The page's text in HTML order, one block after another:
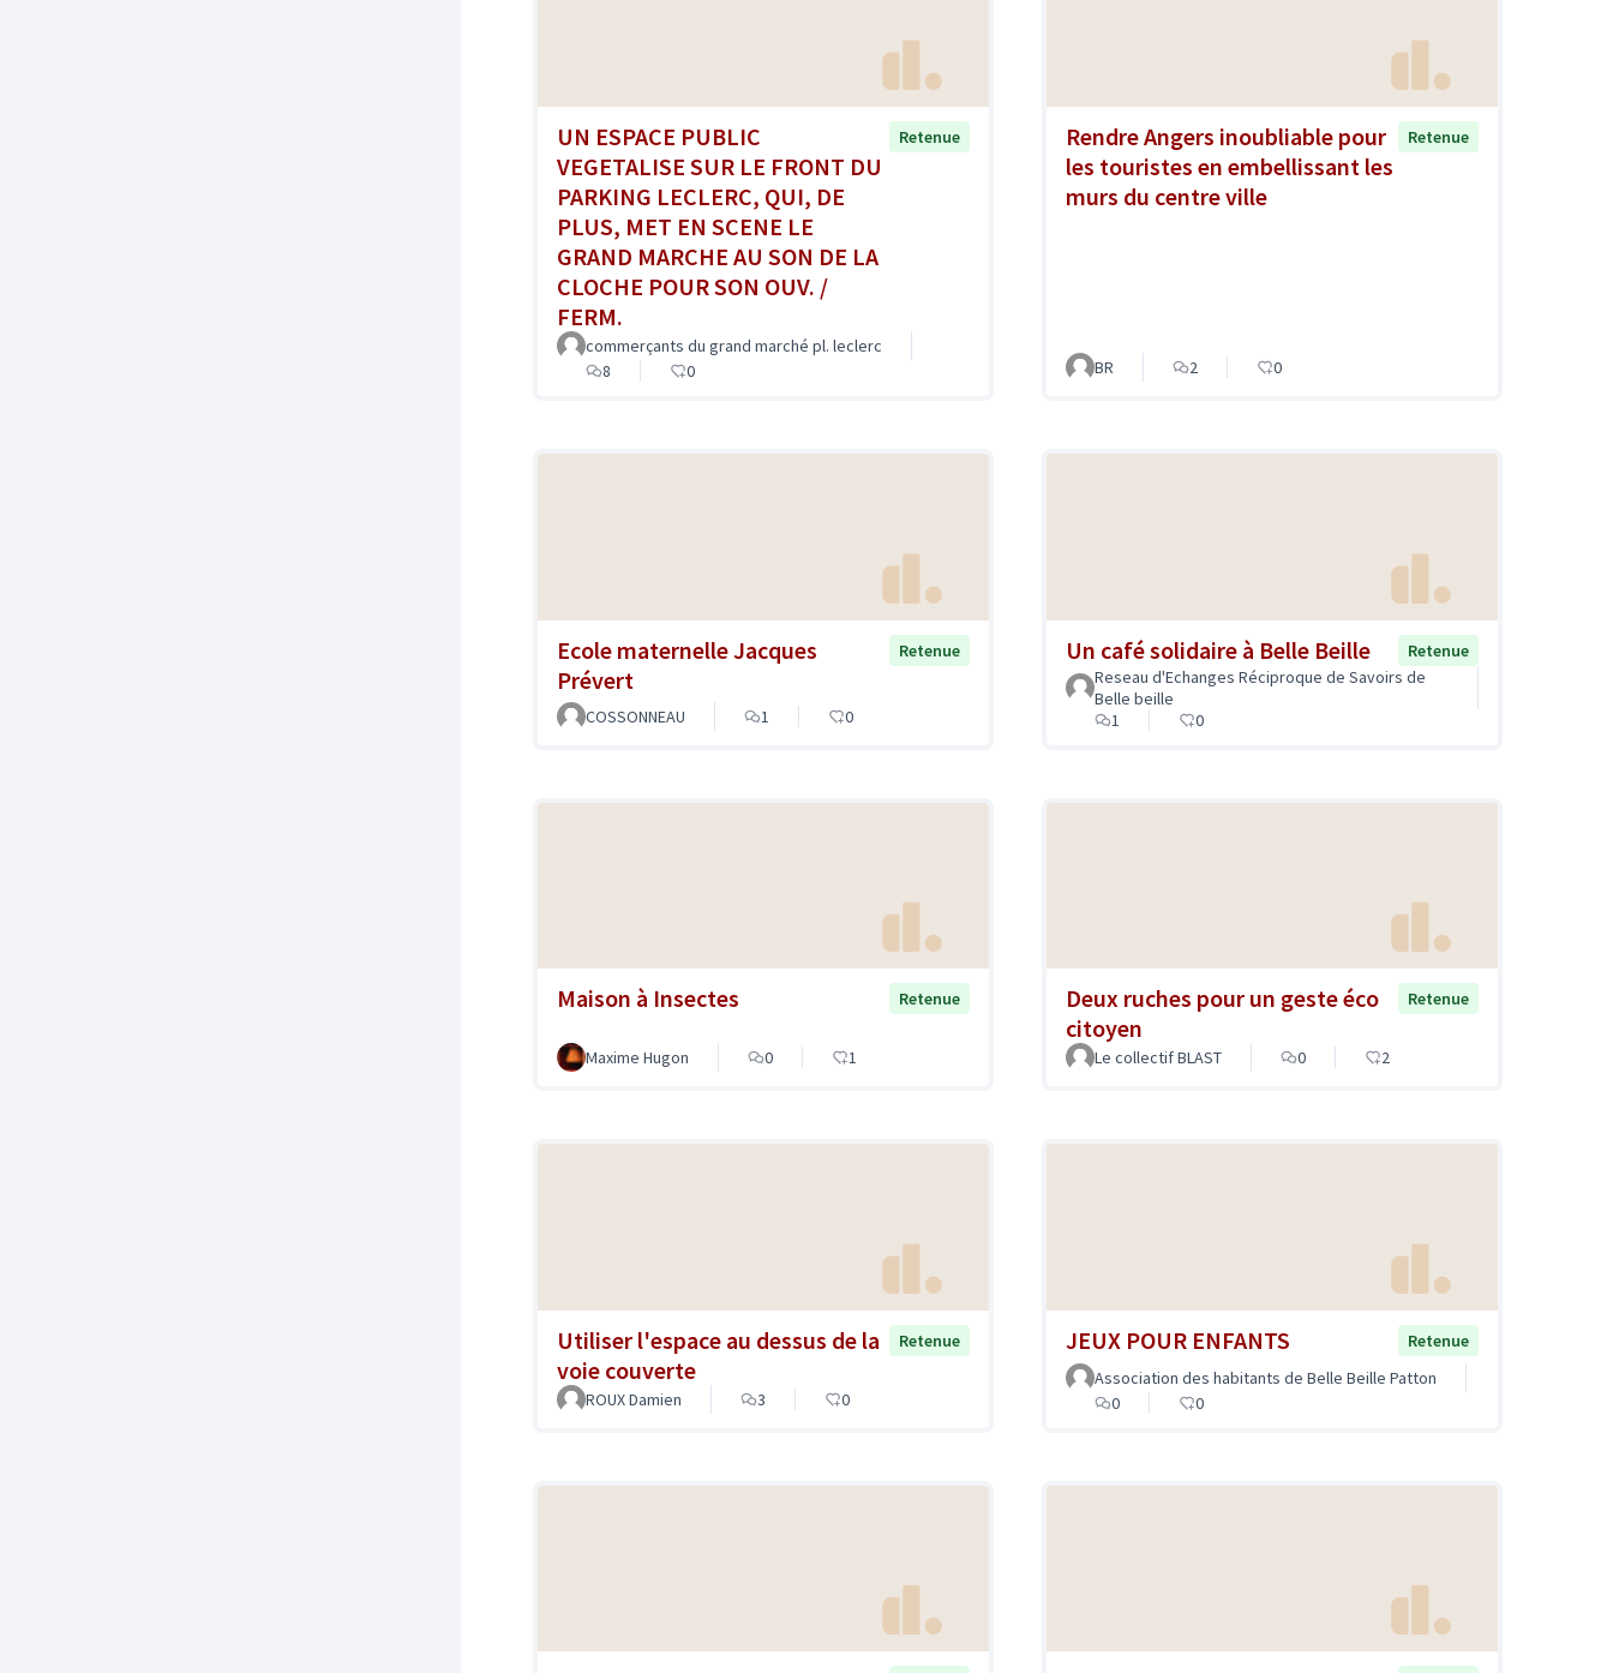
UN ESPACE PUBLIC
VEGETALISE SUR LE FRONT DU
PARKING LECLERC, QUI, DE
PLUS, MET EN SCENE LE
GRAND MARCHE AU SON DE LA
CLOCHE POUR SON OUV. /
FERM.
Retenue
commerçants du grand marché pl. leclerc
8
0
Rendre Angers inoubliable pour
les touristes en embellissant les
murs du centre ville
Retenue
BR 2 0
Ecole maternelle Jacques
Prévert
Retenue
COSSONNEAU 1 0
Un café solidaire à Belle Beille
Retenue
Reseau d'Echanges Réciproque de Savoirs de
Belle beille
1
0
Maison à Insectes Retenue
Maxime Hugon 0 1
Deux ruches pour un geste éco
citoyen
Retenue
Le collectif BLAST 0 2
Utiliser l'espace au dessus de la
voie couverte
Retenue
ROUX Damien 3 0
JEUX POUR ENFANTS
Retenue
Association des habitants de Belle Beille Patton
0
0